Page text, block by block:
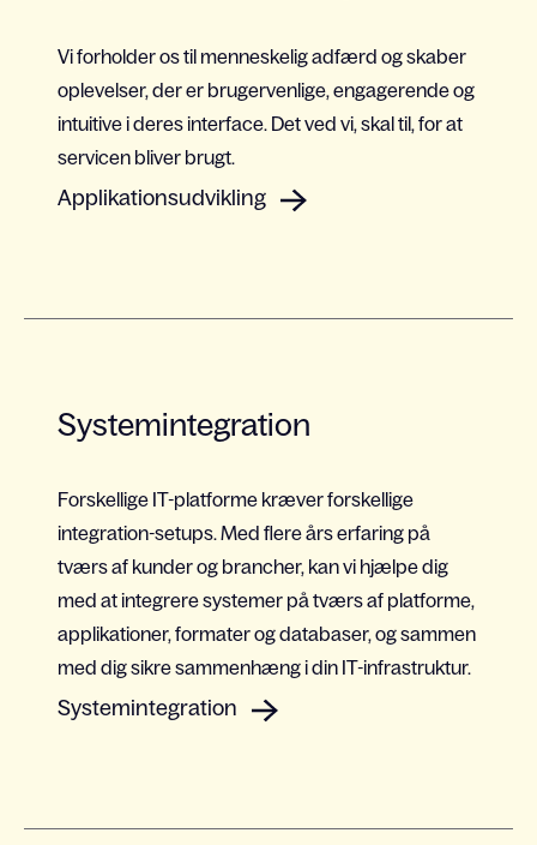
Vi forholder os til menneskelig adfærd og skaber
oplevelser, der er brugervenlige, engagerende og
intuitive i deres interface. Det ved vi, skal til, for at
servicen bliver brugt.
Applikationsudvikling
Systemintegration
Forskellige IT-platforme kræver forskellige
integration-setups. Med flere års erfaring på
tværs af kunder og brancher, kan vi hjælpe dig
med at integrere systemer på tværs af platforme,
applikationer, formater og databaser, og sammen
med dig sikre sammenhæng i din IT-infrastruktur.
Systemintegration